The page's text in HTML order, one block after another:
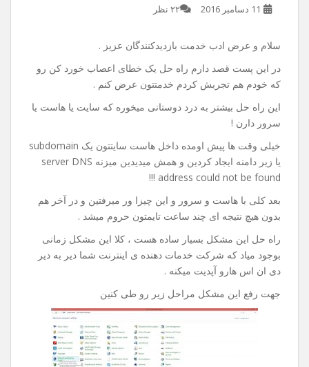
راه حل خطای server DNS
address could not be found
11 دسامبر 2016 ۲۲ نظر
سلام و عرض ادب خدمت بازدیدکنندگان عزیز .
در این پست قصد دارم راه حل یک خطای اعصاب خورد کن رو
این راه حل بیشتر به درد دوستانی میخوره که سایت یا هاست یا
سرور دارن !
خیلی وقت ها پیش اومده داخل هاست سایتتون یک subdomain
یا زیر دامنه ایجاد کردین و همش میدیدین میزنه server DNS
address could not be found !!!
بعد کلی با هاست و سرور و این چیزا ور میرفتین و در آخر هم
بدون هیچ نتیجه ای چند ساعت تایمتون حروم میشد .
راه حل این مشکل بسیار ساده هست ، کلا این مشکل زمانی
بوجود میاد که شرکت خدمات دهنده ی اینترنت شما دیر به دیر